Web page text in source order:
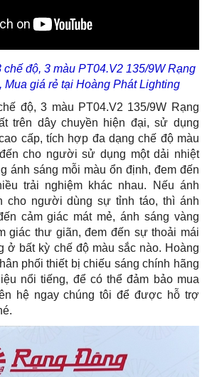
chế độ, 3 màu PT04.V2 135/9W Rạng
Mua giá rẻ tại Hoàng Phát Lighting
độ, 3 màu PT04.V2 135/9W Rạng
trên dây chuyền hiện đại, sử dụng
cấp, tích hợp đa dạng chế độ màu
cho người sử dụng một dải nhiệt
ánh sáng mỗi màu ổn định, đem đến
trải nghiệm khác nhau. Nếu ánh
cho người dùng sự tỉnh táo, thì ánh
cảm giác mát mẻ, ánh sáng vàng
giác thư giãn, đem đến sự thoải mái
ở bất kỳ chế độ màu sắc nào. Hoàng
phối thiết bị chiếu sáng chính hãng
nổi tiếng, để có thể đảm bảo mua
hệ ngay chúng tôi để được hỗ trợ